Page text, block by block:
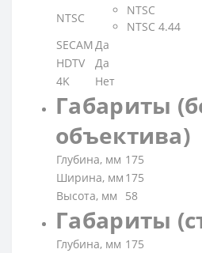
NTSC
NTSC
NTSC 4.44
SECAM Да
HDTV
Да
4K
Нет
Габариты
объектива)
Глубина, мм 175
Ширина, мм 175
Высота, мм
58
Габариты
Глубина, мм 175